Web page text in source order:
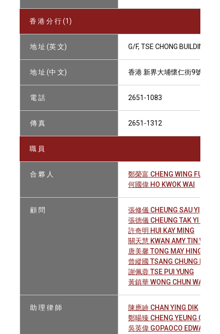
香 港 分 行 (1)
地 址 (英 文) G/F, TSE CHONG BUILDING, 9
地 址 (中 文) 香港 新界大埔懷仁街9號子莊
電 話 2651-1083
傳 真 2651-1312
職 員
合 夥 人
鄭榮富 CHENG WING FU
何國偉 HO KWOK WAI
顧 問
張修儀 CHEUNG SAU YI,
張德儀 CHEUNG TAK YI
許奇明 HUI KAY MING
關天慧 KWAN AMY TIN WAI
唐美馨 TONG MAY HING, IVY
曾縱國 TSANG CHUNG KWOK
謝佩蓉 TSE PUI YUNG
黃鎮華 WONG CHUN WAH
助 理 律 師
陳應廸 CHAN YING DIK
鄭暘臻 CHENG YEUNG CHUN
吳英偉 GOPAOCO EDWARD